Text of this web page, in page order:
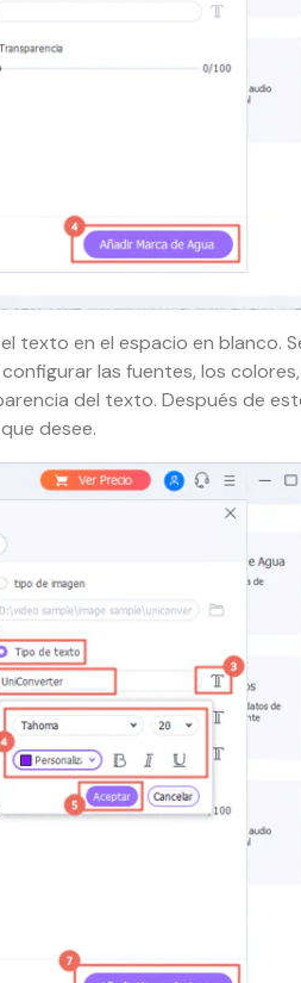
texto en el espacio en blanco.
las fuentes, los
del texto. Después de
desee.